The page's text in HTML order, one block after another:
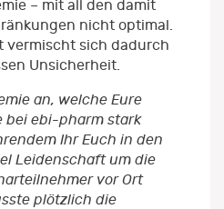
– mit all den damit
nicht optimal.
vermischt sich dadurch
Unsicherheit.
an, welche Eure
bei ebi-pharm stark
Ihr Euch in den
Leidenschaft um die
vor Ort
plötzlich die